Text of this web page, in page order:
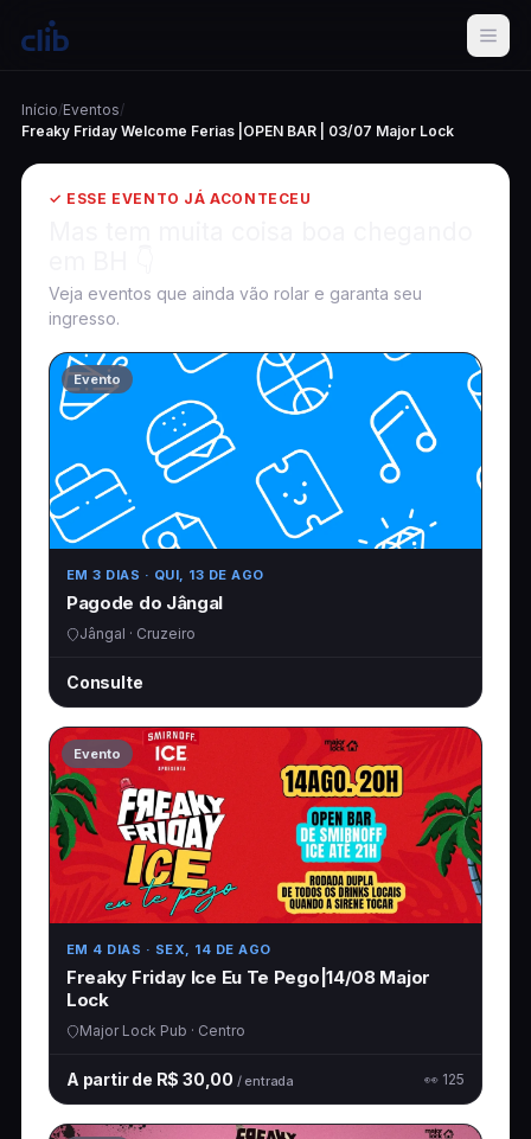
Início/Eventos/
Freaky Friday Welcome Ferias |OPEN BAR | 03/07 Major Lock
✓ ESSE EVENTO JÁ ACONTECEU
Veja eventos que ainda vão rolar e garanta seu
ingresso.
Evento
EM 3 DIAS · QUI, 13 DE AGO
Pagode do Jângal
Jângal · Cruzeiro
Consulte
Evento
EM 4 DIAS · SEX, 14 DE AGO
Freaky Friday Ice Eu Te Pego|14/08 Major
Lock
Major Lock Pub · Centro
A partir de R$ 30,00 / entrada 👀 125